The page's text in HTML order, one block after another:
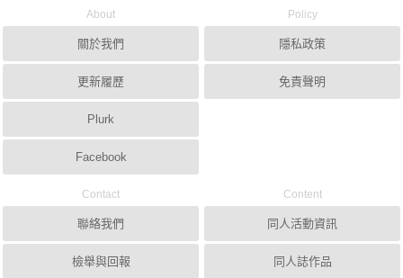
About
關於我們
更新履歷
Plurk
Facebook
Policy
隱私政策
免責聲明
Contact
聯絡我們
檢舉與回報
Content
同人活動資訊
同人誌作品